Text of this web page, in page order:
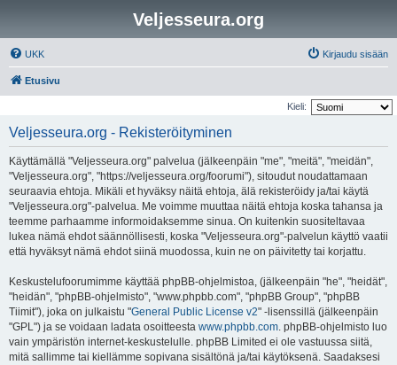
Veljesseura.org
UKK Kirjaudu sisään
Etusivu
Kieli:
Veljesseura.org - Rekisteröityminen
Käyttämällä "Veljesseura.org" palvelua (jälkeenpäin "me", "meitä", "meidän",
"Veljesseura.org", "https://veljesseura.org/foorumi"), sitoudut noudattamaan
seuraavia ehtoja. Mikäli et hyväksy näitä ehtoja, älä rekisteröidy ja/tai käytä
"Veljesseura.org"-palvelua. Me voimme muuttaa näitä ehtoja koska tahansa ja
teemme parhaamme informoidaksemme sinua. On kuitenkin suositeltavaa
lukea nämä ehdot säännöllisesti, koska "Veljesseura.org"-palvelun käyttö vaatii
että hyväksyt nämä ehdot siinä muodossa, kuin ne on päivitetty tai korjattu.
Keskustelufoorumimme käyttää phpBB-ohjelmistoa, (jälkeenpäin "he", "heidät",
"heidän", "phpBB-ohjelmisto", "www.phpbb.com", "phpBB Group", "phpBB
Tiimit"), joka on julkaistu "General Public License v2" -lisenssillä (jälkeenpäin
"GPL") ja se voidaan ladata osoitteesta www.phpbb.com. phpBB-ohjelmisto luo
vain ympäristön internet-keskustelulle. phpBB Limited ei ole vastuussa siitä,
mitä sallimme tai kiellämme sopivana sisältönä ja/tai käytöksenä. Saadaksesi